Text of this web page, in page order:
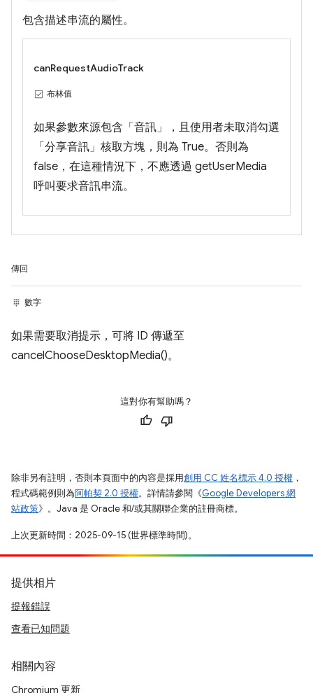
包含描述串流的屬性。
canRequestAudioTrack
布林值
如果參數來源包含「音訊」，且使用者未取消勾選
「分享音訊」核取方塊，則為 True。否則為
false，在這種情況下，不應透過 getUserMedia
呼叫要求音訊串流。
傳回
數字
如果需要取消提示，可將 ID 傳遞至
cancelChooseDesktopMedia()。
這對你有幫助嗎？
除非另有註明，否則本頁面中的內容是採用創用 CC 姓名標示 4.0 授權 ，
程式碼範例則為阿帕契 2.0 授權。詳情請參閱《Google Developers 網
站政策》。Java 是 Oracle 和/或其關聯企業的註冊商標。
上次更新時間：2025-09-15 (世界標準時間)。
提供相片
提報錯誤
查看已知問題
相關內容
Chromium 更新